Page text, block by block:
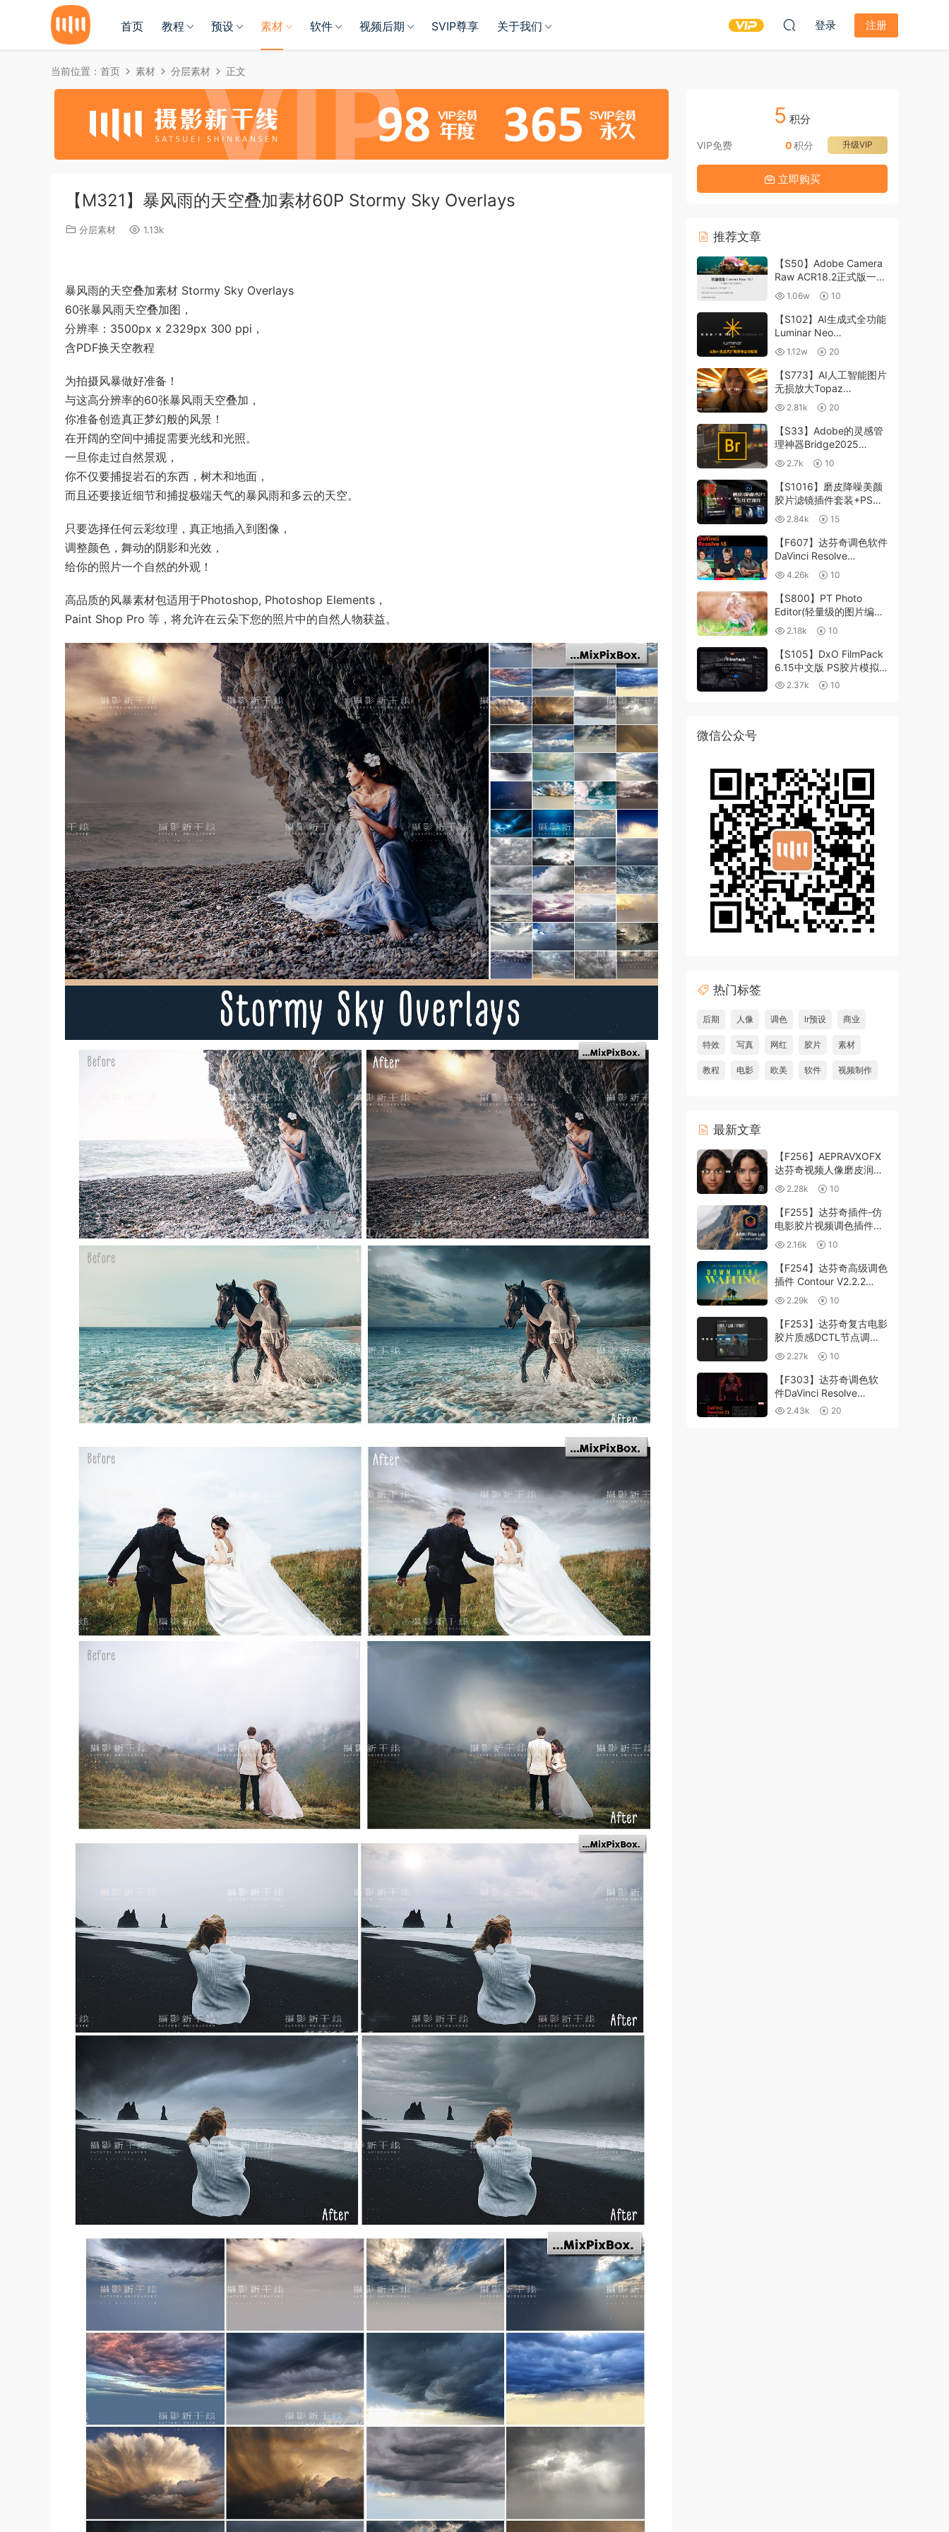
首页 教程 预设 素材 软件 视频后期 SVIP尊享 关于我们 登录 注册
当前位置： 首页 素材 分层素材 正文
【M321】暴风雨的天空叠加素材60P Stormy Sky Overlays
分层素材 1.13k
暴风雨的天空叠加素材 Stormy Sky Overlays
60张暴风雨天空叠加图，
分辨率：3500px x 2329px 300 ppi，
含PDF换天空教程
为拍摄风暴做好准备！
与这高分辨率的60张暴风雨天空叠加，
你准备创造真正梦幻般的风景！
在开阔的空间中捕捉需要光线和光照。
一旦你走过自然景观，
你不仅要捕捉岩石的东西，树木和地面，
而且还要接近细节和捕捉极端天气的暴风雨和多云的天空。
只要选择任何云彩纹理，真正地插入到图像，
调整颜色，舞动的阴影和光效，
给你的照片一个自然的外观！
高品质的风暴素材包适用于Photoshop, Photoshop Elements，
Paint Shop Pro 等，将允许在云朵下您的照片中的自然人物获益。
5 积分
VIP免费 升级VIP
0积分
立即购买
推荐文章
【S50】Adobe Camera
Raw ACR18.2正式版一键
升级包 ACR最新升级包
支持WIN和MAC
1.06w 10
【S102】AI生成式全功能
Luminar Neo
1.24.4(x64)超强修图插件
中文版WIN+MAC含400
个预设
1.12w 20
【S773】AI人工智能图片
无损放大Topaz
Gigapixel AI 8.4.0.1b照
片模糊清晰 PS插件+独立
版 WIN/MAC
2.81k 20
【S33】Adobe的灵感管
理神器Bridge2025
15.0.3 WIN系统 右键可
进入ACR
2.7k 10
【S1016】磨皮降噪美颜
胶片滤镜插件套装+PS动
作 Imagenomic
Professional Plugin Suite
v2027 Win汉化中文版
2.84k 15
【F607】达芬奇调色软件
DaVinci Resolve
Studio18.6Win、Mac 中
文/英文
4.26k 10
【S800】PT Photo
Editor(轻量级的图片编辑
工具)5.10.3汉化版 WIN
2.18k 10
【S105】DxO FilmPack
6.15中文版 PS胶片模拟
滤镜支持WIN/MAC
2.37k 10
微信公众号
热门标签
后期 人像 调色 lr预设 商业
特效 写真 网红 胶片 素材
教程 电影 欧美 软件 视频制作
最新文章
【F256】AEPRAVXOFX
达芬奇视频人像磨皮润肤
美颜插件 Beauty Box
V6.0.3 Win
2.28k 10
【F255】达芬奇插件-仿
电影胶片视频调色插件
ARRI Film Lab 1.0.10 Win
2.16k 10
【F254】达芬奇高级调色
插件 Contour V2.2.2
WinMac 含使用教程
2.29k 10
【F253】达芬奇复古电影
胶片质感DCTL节点调色
预设 MonoNodes LOOK
LAB PRINT V4.0
2.27k 10
【F303】达芬奇调色软
件DaVinci Resolve
Studio21.0.3 中文版
2.43k 20